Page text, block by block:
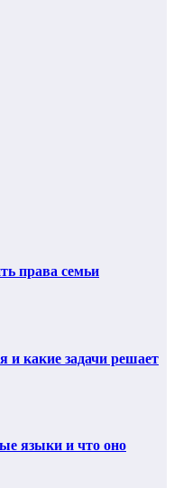
права семьи
и какие задачи решает
языки и что оно